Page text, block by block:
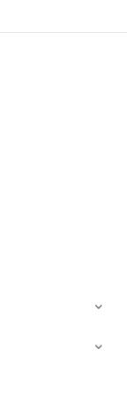

